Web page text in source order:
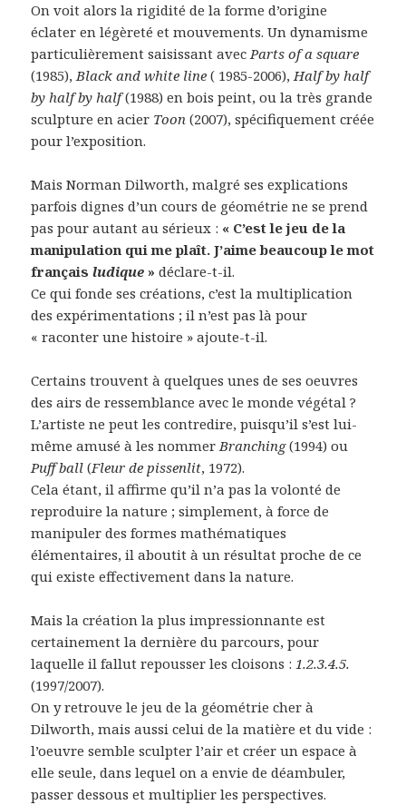
On voit alors la rigidité de la forme d’origine
éclater en légèreté et mouvements. Un dynamisme
particulièrement saisissant avecParts of a square
(1985),Black and white line ( 1985-2006),Half by half
by half by half(1988) en bois peint, ou la très grande
sculpture en acier Toon (2007), spécifiquement créée
pour l’exposition.
Mais Norman Dilworth, malgré ses explications
parfois dignes d’un cours de géométrie ne se prend
pas pour autant au sérieux : « C’est le jeu de la
manipulation qui me plaît. J’aime beaucoup le mot
françaisludique » déclare-t-il.
Ce qui fonde ses créations, c’est la multiplication
des expérimentations ; il n’est pas là pour
« raconter une histoire » ajoute-t-il.
Certains trouvent à quelques unes de ses oeuvres
des airs de ressemblance avec le monde végétal ?
L’artiste ne peut les contredire, puisqu’il s’est lui-
même amusé à les nommerBranching(1994) ou
Puff ball (Fleur de pissenlit, 1972).
Cela étant, il affirme qu’il n’a pas la volonté de
reproduire la nature ; simplement, à force de
manipuler des formes mathématiques
élémentaires, il aboutit à un résultat proche de ce
qui existe effectivement dans la nature.
Mais la création la plus impressionnante est
certainement la dernière du parcours, pour
laquelle il fallut repousser les cloisons :1.2.3.4.5.
(1997/2007).
On y retrouve le jeu de la géométrie cher à
Dilworth, mais aussi celui de la matière et du vide :
l’oeuvre semble sculpter l’air et créer un espace à
elle seule, dans lequel on a envie de déambuler,
passer dessous et multiplier les perspectives.